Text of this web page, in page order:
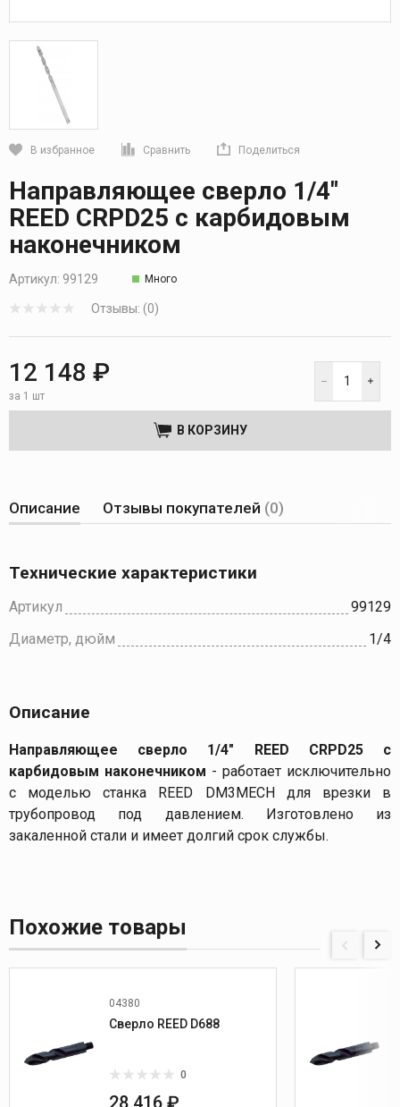
В избранное Сравнить Поделиться
Направляющее сверло 1/4"
REED CRPD25 с карбидовым
наконечником
Артикул: 99129 Много
Отзывы: (0)
12 148 ₽
за 1 шт
В КОРЗИНУ
Описание Отзывы покупателей (0)
Технические характеристики
Артикул
99129
Диаметр, дюйм
1/4
Описание
Направляющее сверло 1/4" REED CRPD25 с
карбидовым наконечником - работает исключительно
с моделью станка REED DM3MECH для врезки в
трубопровод под давлением. Изготовлено из
закаленной стали и имеет долгий срок службы.
Похожие товары
04380
Сверло REED D688
0
28 416 ₽